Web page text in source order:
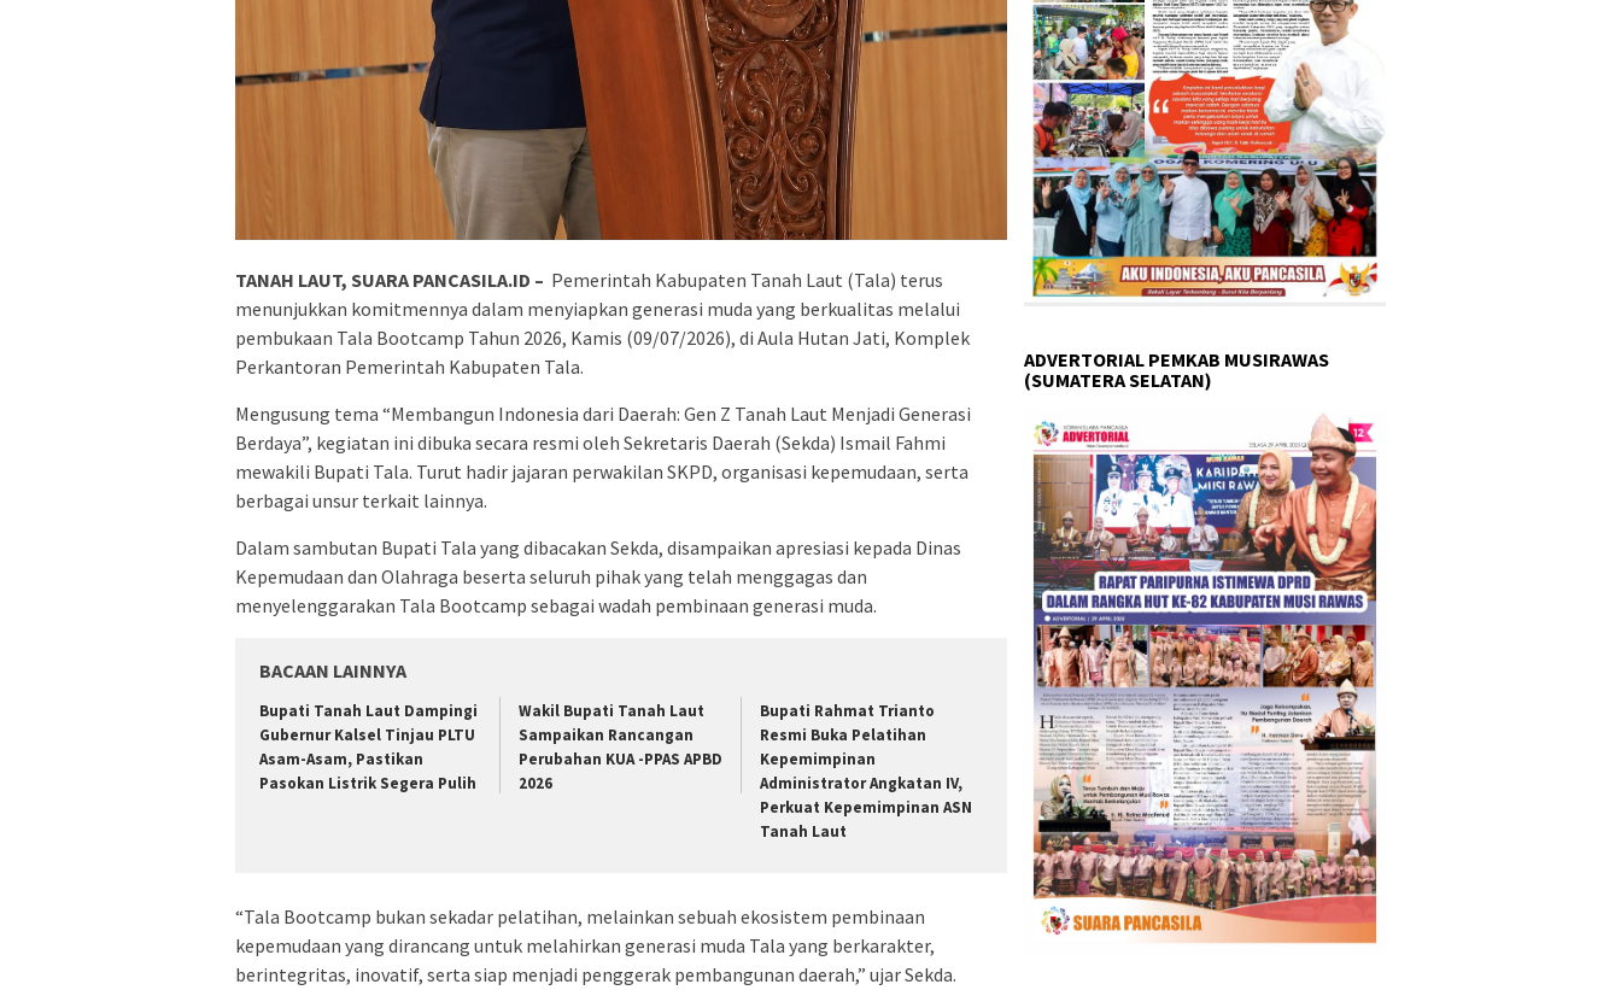
TANAH LAUT, SUARA PANCASILA.ID – Pemerintah Kabupaten Tanah Laut (Tala) terus
menunjukkan komitmennya dalam menyiapkan generasi muda yang berkualitas melalui
pembukaan Tala Bootcamp Tahun 2026, Kamis (09/07/2026), di Aula Hutan Jati, Komplek
Perkantoran Pemerintah Kabupaten Tala.
Mengusung tema “Membangun Indonesia dari Daerah: Gen Z Tanah Laut Menjadi Generasi
Berdaya”, kegiatan ini dibuka secara resmi oleh Sekretaris Daerah (Sekda) Ismail Fahmi
mewakili Bupati Tala. Turut hadir jajaran perwakilan SKPD, organisasi kepemudaan, serta
berbagai unsur terkait lainnya.
Dalam sambutan Bupati Tala yang dibacakan Sekda, disampaikan apresiasi kepada Dinas
Kepemudaan dan Olahraga beserta seluruh pihak yang telah menggagas dan
menyelenggarakan Tala Bootcamp sebagai wadah pembinaan generasi muda.
BACAAN LAINNYA
Bupati Tanah Laut Dampingi
Gubernur Kalsel Tinjau PLTU
Asam-Asam, Pastikan
Pasokan Listrik Segera Pulih
Wakil Bupati Tanah Laut
Sampaikan Rancangan
Perubahan KUA -PPAS APBD
2026
Bupati Rahmat Trianto
Resmi Buka Pelatihan
Kepemimpinan
Administrator Angkatan IV,
Perkuat Kepemimpinan ASN
Tanah Laut
“Tala Bootcamp bukan sekadar pelatihan, melainkan sebuah ekosistem pembinaan
kepemudaan yang dirancang untuk melahirkan generasi muda Tala yang berkarakter,
berintegritas, inovatif, serta siap menjadi penggerak pembangunan daerah,” ujar Sekda.
ADVERTORIAL PEMKAB MUSIRAWAS
(SUMATERA SELATAN)